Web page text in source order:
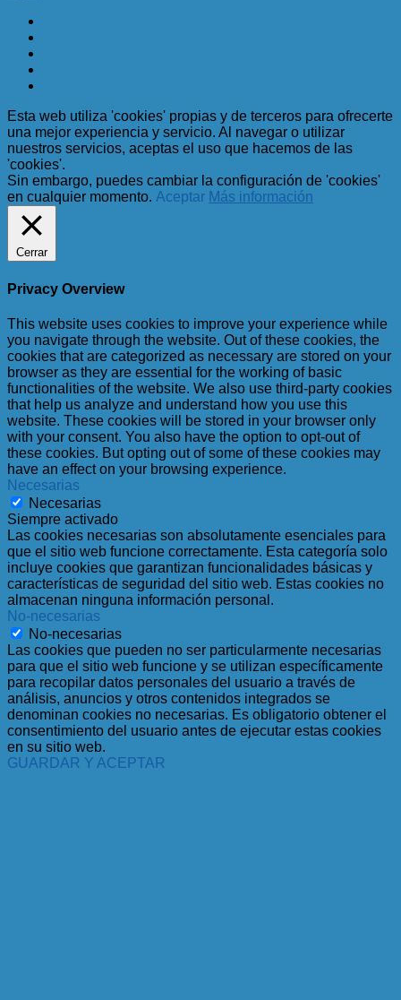
Esta web utiliza 'cookies' propias y de terceros para ofrecerte
una mejor experiencia y servicio. Al navegar o utilizar
nuestros servicios, aceptas el uso que hacemos de las
'cookies'.
Sin embargo, puedes cambiar la configuración de 'cookies'
en cualquier momento. Aceptar Más información
Cerrar
Privacy Overview
This website uses cookies to improve your experience while
you navigate through the website. Out of these cookies, the
cookies that are categorized as necessary are stored on your
browser as they are essential for the working of basic
functionalities of the website. We also use third-party cookies
that help us analyze and understand how you use this
website. These cookies will be stored in your browser only
with your consent. You also have the option to opt-out of
these cookies. But opting out of some of these cookies may
have an effect on your browsing experience.
Necesarias
Necesarias
Siempre activado
Las cookies necesarias son absolutamente esenciales para
que el sitio web funcione correctamente. Esta categoría solo
incluye cookies que garantizan funcionalidades básicas y
características de seguridad del sitio web. Estas cookies no
almacenan ninguna información personal.
No-necesarias
No-necesarias
Las cookies que pueden no ser particularmente necesarias
para que el sitio web funcione y se utilizan específicamente
para recopilar datos personales del usuario a través de
análisis, anuncios y otros contenidos integrados se
denominan cookies no necesarias. Es obligatorio obtener el
consentimiento del usuario antes de ejecutar estas cookies
en su sitio web.
GUARDAR Y ACEPTAR